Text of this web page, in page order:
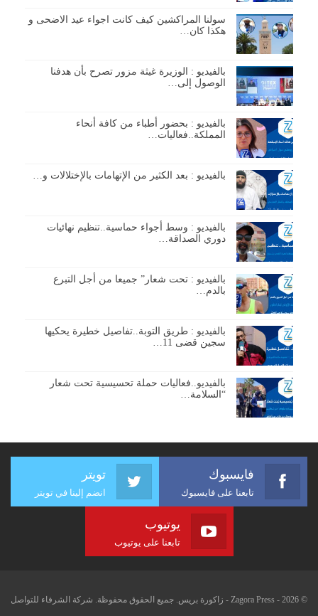
سولنا المراكشين كيف كانت اجواء عيد الاضحى و
هكذا كان…
بالفيديو : الوزيرة غيثة مزور تصرح بأن هدفنا
الوصول إلى…
بالفيديو : بحضور أطباء من كافة أنحاء
المملكة..فعاليات…
بالفيديو : بعد الكثير من الإتهامات بالإختلالات و…
بالفيديو : وسط أجواء حماسية..تنظيم نهائيات
دوري الصداقة…
بالفيديو : تحت شعار” جميعا من أجل التبرع
بالدم…
بالفيديو : طريق التوبة..تفاصيل خطيرة يحكيها
سجين قضى 11…
بالفيديو..فعاليات حملة تحسيسية تحت شعار
“السلامة…
فايسبوك
تابعنا على فايسبوك
تويتر
انضم إلينا في تويتر
يوتيوب
تابعنا على يوتيوب
© 2026 - Zagora Press - زاكورة بريس. جميع الحقوق محفوظة. شركة الشرفاء للتواصل